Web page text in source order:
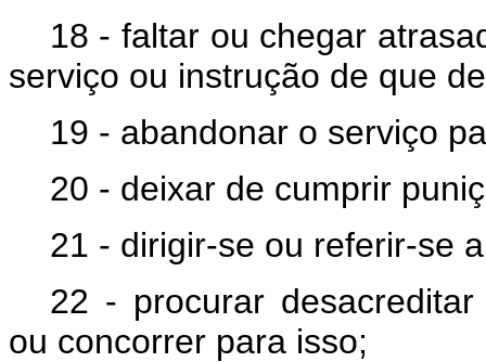
18 - faltar ou chegar
serviço ou instrução de que
19 - abandonar o serviço
20 - deixar de cumprir
21 - dirigir-se ou referir-se
22 - procurar
ou concorrer para isso;